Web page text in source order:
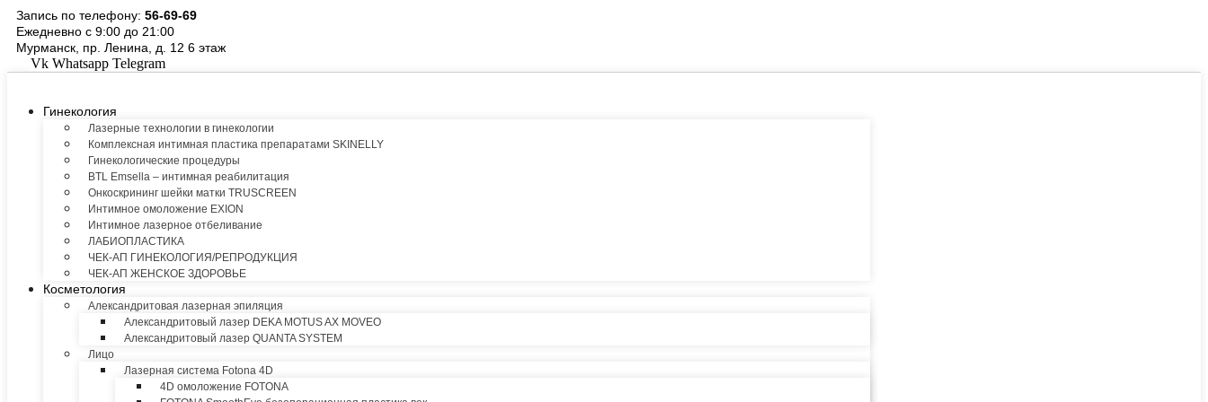
Перейти
содержимому
Запись по телефону: 56-69-69
Ежедневно с 9:00 до 21:00
Мурманск, пр. Ленина, д. 12 6 этаж
Vk Whatsapp Telegram
Гинекология
Лазерные технологии в гинекологии
Комплексная интимная пластика препаратами SKINELLY
Гинекологические процедуры
BTL Emsella – интимная реабилитация
Онкоскрининг шейки матки TRUSCREEN
Интимное омоложение EXION
Интимное лазерное отбеливание
ЛАБИОПЛАСТИКА
ЧЕК-АП ГИНЕКОЛОГИЯ/РЕПРОДУКЦИЯ
ЧЕК-АП ЖЕНСКОЕ ЗДОРОВЬЕ
Косметология
Александритовая лазерная эпиляция
Александритовый лазер DEKA MOTUS AX MOVEO
Александритовый лазер QUANTA SYSTEM
Лицо
Лазерная система Fotona 4D
4D омоложение FOTONA